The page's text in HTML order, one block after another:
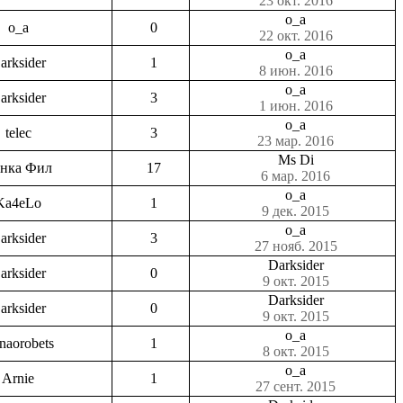
o_a 0
o_a
22 окт. 2016
1
o_a
8 июн. 2016
3
o_a
1 июн. 2016
telec 3
o_a
23 мар. 2016
Фил 17
Ms Di
6 мар. 2016
1
o_a
9 дек. 2015
3
o_a
27 нояб. 2015
0
Darksider
9 окт. 2015
0
Darksider
9 окт. 2015
1
o_a
8 окт. 2015
Arnie 1
o_a
27 сент. 2015